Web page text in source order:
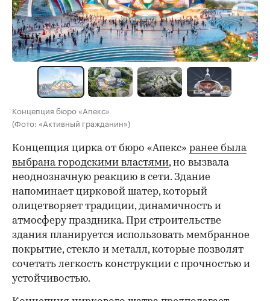
Концепция бюро «Апекс»
(Фото: «Активный гражданин»)
Концепция цирка от бюро «Апекс» ранее была
выбрана городскими властями, но вызвала
неоднозначную реакцию в сети. Здание
напоминает цирковой шатер, который
олицетворяет традиции, динамичность и
атмосферу праздника. При строительстве
здания планируется использовать мембранное
покрытие, стекло и металл, которые позволят
сочетать легкость конструкции с прочностью и
устойчивостью.